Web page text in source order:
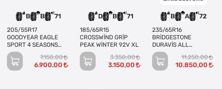
B B 71
205/55R17
GOODYEAR EAGLE
SPORT 4 SEASONS
95V XL
7.150,00
6.900,00
D B 71
185/65R15
CROSSWİND GRİP
PEAK WİNTER 92V XL
3.350,00
3.150,00
B A 72
235/65R16
BRİDGESTONE
DURAVİS ALL
SEASONS 121/119R
EVO
11.250,00
10.850,00